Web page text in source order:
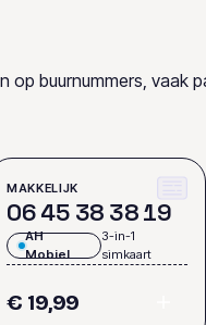
op buurnummers, vaak
MAKKELIJK
0645 38 3819
AH
Mobiel
3-in-1
simkaart
€ 19,99